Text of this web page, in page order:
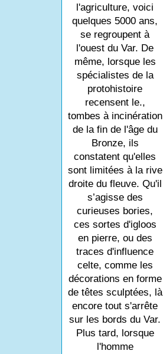
l'agriculture, voici
quelques 5000 ans,
se regroupent à
l'ouest du Var. De
même, lorsque les
spécialistes de la
protohistoire
recensent le.,
tombes à incinération
de la fin de l'âge du
Bronze, ils
constatent qu'elles
sont limitées à la rive
droite du fleuve. Qu'il
s’agisse des
curieuses bories,
ces sortes d'igloos
en pierre, ou des
traces d'influence
celte, comme les
décorations en forme
de têtes sculptées, là
encore tout s'arrête
sur les bords du Var.
Plus tard, lorsque
l'homme